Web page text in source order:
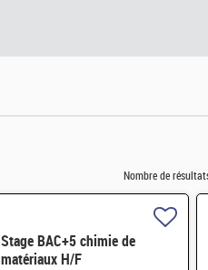
Nombre de
Stage BAC+5 chimie de
matériaux H/F